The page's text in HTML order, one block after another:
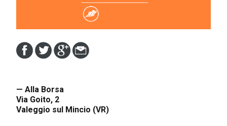
— Alla Borsa
Via Goito, 2
Valeggio sul Mincio (VR)